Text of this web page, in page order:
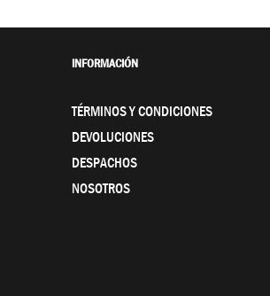
INFORMACIÓN
TÉRMINOS Y CONDICIONES
DEVOLUCIONES
DESPACHOS
NOSOTROS